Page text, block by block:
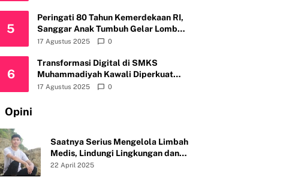
5
Peringati 80 Tahun Kemerdekaan RI,
Sanggar Anak Tumbuh Gelar Lomba
Mewarnai & Menggambar, Ajak Anak
17 Agustus 2025 0
6
Transformasi Digital di SMKS
Muhammadiyah Kawali Diperkuat
Telkom Witel Priangan Timur
17 Agustus 2025 0
Opini
Saatnya Serius Mengelola Limbah
Medis, Lindungi Lingkungan dan
Kesehatan Publik
22 April 2025